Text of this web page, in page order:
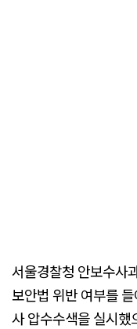
서울경찰청 안보수사
보안법 위반 여부를
사 압수수색을 실시했